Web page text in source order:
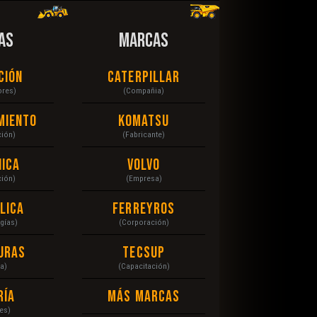
MARCAS
Caterpillar
(Compañia)
Komatsu
(Fabricante)
Volvo
(Empresa)
Ferreyros
(Corporación)
Tecsup
(Capacitación)
Más Marcas